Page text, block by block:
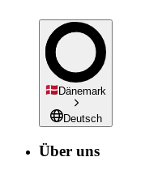
Dänemark
Deutsch
Über uns